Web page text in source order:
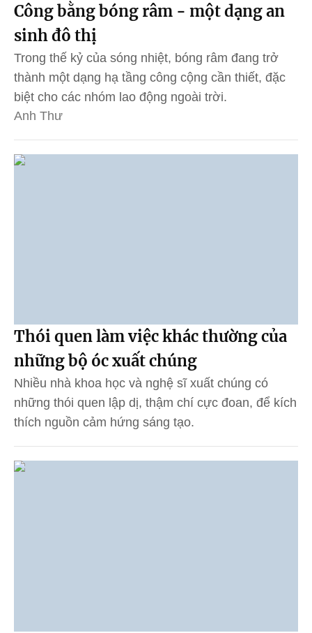
Công bằng bóng râm - một dạng an
sinh đô thị
Trong thế kỷ của sóng nhiệt, bóng râm đang trở
thành một dạng hạ tầng công cộng cần thiết, đặc
biệt cho các nhóm lao động ngoài trời.
Anh Thư
Thói quen làm việc khác thường của
những bộ óc xuất chúng
Nhiều nhà khoa học và nghệ sĩ xuất chúng có
những thói quen lập dị, thậm chí cực đoan, để kích
thích nguồn cảm hứng sáng tạo.